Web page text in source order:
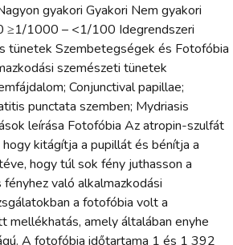
gyakori Gyakori Nem gyakori
1000 – <1/100 Idegrendszeri
tünetek Szembetegségek és Fotofóbia
szemészeti tünetek
Conjunctival papillae;
punctata szemben; Mydriasis
leírása Fotofóbia Az atropin-szulfát
kitágítja a pupillát és bénítja a
hogy túl sok fény juthasson a
való alkalmazkodási
a fotofóbia volt a
mellékhatás, amely általában enyhe
A fotofóbia időtartama 1 és 1 392